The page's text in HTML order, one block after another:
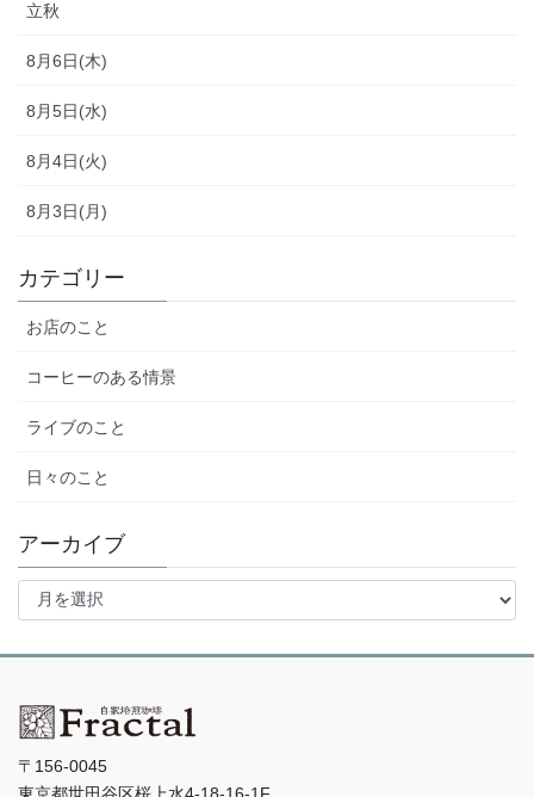
立秋
8月6日(木)
8月5日(水)
8月4日(火)
8月3日(月)
カテゴリー
お店のこと
コーヒーのある情景
ライブのこと
日々のこと
アーカイブ
ア
イ
〒156-0045